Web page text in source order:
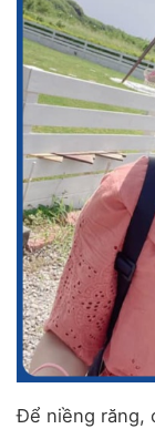
Để niềng răng,